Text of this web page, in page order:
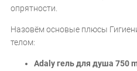
опрятности.
Назовём основые плюсы
телом:
Adaly гель для душа 750